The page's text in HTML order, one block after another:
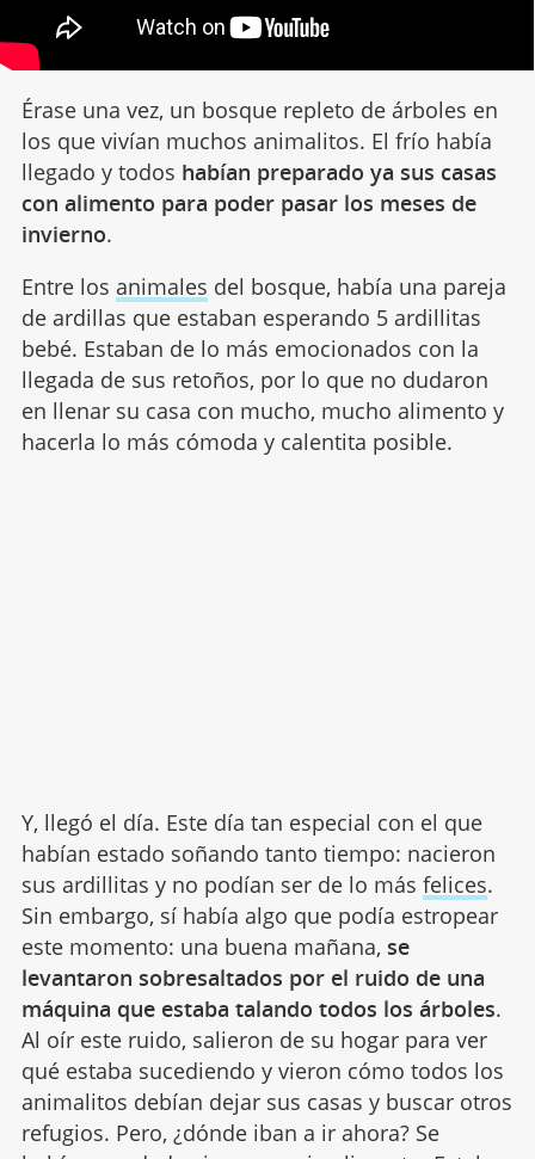
Érase una vez, un bosque repleto de árboles en
los que vivían muchos animalitos. El frío había
llegado y todos habían preparado ya sus casas
con alimento para poder pasar los meses de
invierno.
Entre los animales del bosque, había una pareja
de ardillas que estaban esperando 5 ardillitas
bebé. Estaban de lo más emocionados con la
llegada de sus retoños, por lo que no dudaron
en llenar su casa con mucho, mucho alimento y
hacerla lo más cómoda y calentita posible.
Y, llegó el día. Este día tan especial con el que
habían estado soñando tanto tiempo: nacieron
sus ardillitas y no podían ser de lo más felices.
Sin embargo, sí había algo que podía estropear
este momento: una buena mañana, se
levantaron sobresaltados por el ruido de una
máquina que estaba talando todos los árboles.
Al oír este ruido, salieron de su hogar para ver
qué estaba sucediendo y vieron cómo todos los
animalitos debían dejar sus casas y buscar otros
refugios. Pero, ¿dónde iban a ir ahora? Se